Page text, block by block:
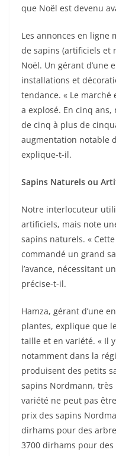
que Noël est devenu
Les annonces en ligne
de sapins (artificiels et
Noël. Un gérant d’une
installations et
tendance. « Le
a explosé. En cinq ans,
de cinq à plus de
augmentation notable
explique-t-il.
Sapins Naturels ou
Notre interlocuteur
artificiels, mais note
sapins naturels. «
commandé un grand
l’avance, nécessitant
précise-t-il.
Hamza, gérant d’une
plantes, explique que
taille et en variété. « Il
notamment dans la
produisent des petits
sapins Nordmann, très
variété ne peut pas
prix des sapins
dirhams pour des
3700 dirhams pour